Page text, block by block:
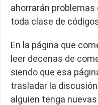
ahorrarán problemas
toda clase de
En la página que
leer decenas de
siendo que esa
trasladar la
alguien tenga